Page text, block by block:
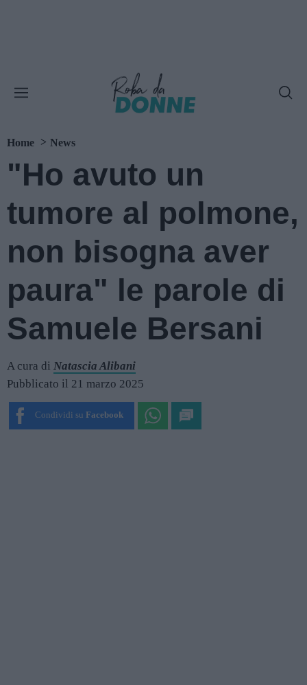
Home News
"Ho avuto un
tumore al polmone,
non bisogna aver
paura" le parole di
Samuele Bersani
A cura di Natascia Alibani
Pubblicato il 21 marzo 2025
Condividi su Facebook